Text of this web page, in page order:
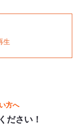
生
方へ
ださい！